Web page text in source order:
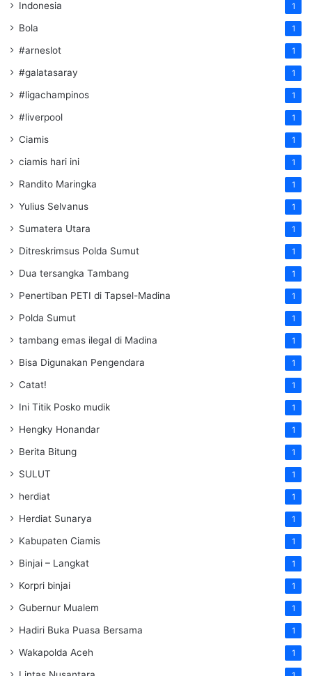
Indonesia 1
Bola 1
#arneslot 1
#galatasaray 1
#ligachampinos 1
#liverpool 1
Ciamis 1
ciamis hari ini 1
Randito Maringka 1
Yulius Selvanus 1
Sumatera Utara 1
Ditreskrimsus Polda Sumut 1
Dua tersangka Tambang 1
Penertiban PETI di Tapsel-Madina 1
Polda Sumut 1
tambang emas ilegal di Madina 1
Bisa Digunakan Pengendara 1
Catat! 1
Ini Titik Posko mudik 1
Hengky Honandar 1
Berita Bitung 1
SULUT 1
herdiat 1
Herdiat Sunarya 1
Kabupaten Ciamis 1
Binjai – Langkat 1
Korpri binjai 1
Gubernur Mualem 1
Hadiri Buka Puasa Bersama 1
Wakapolda Aceh 1